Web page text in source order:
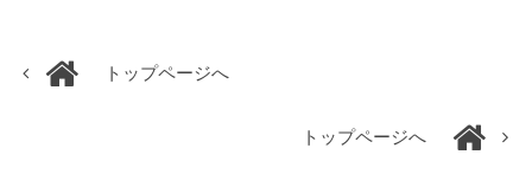
トップページへ
トップページへ